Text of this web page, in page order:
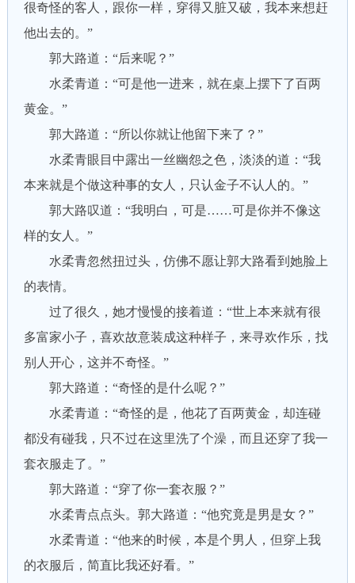
很奇怪的客人，跟你一样，穿得又脏又破，我本来想赶
他出去的。”
郭大路道：“后来呢？”
水柔青道：“可是他一进来，就在桌上摆下了百两
黄金。”
郭大路道：“所以你就让他留下来了？”
水柔青眼目中露出一丝幽怨之色，淡淡的道：“我
本来就是个做这种事的女人，只认金子不认人的。”
郭大路叹道：“我明白，可是……可是你并不像这
样的女人。”
水柔青忽然扭过头，仿佛不愿让郭大路看到她脸上
的表情。
过了很久，她才慢慢的接着道：“世上本来就有很
多富家小子，喜欢故意装成这种样子，来寻欢作乐，找
别人开心，这并不奇怪。”
郭大路道：“奇怪的是什么呢？”
水柔青道：“奇怪的是，他花了百两黄金，却连碰
都没有碰我，只不过在这里洗了个澡，而且还穿了我一
套衣服走了。”
郭大路道：“穿了你一套衣服？”
水柔青点点头。郭大路道：“他究竟是男是女？”
水柔青道：“他来的时候，本是个男人，但穿上我
的衣服后，简直比我还好看。”